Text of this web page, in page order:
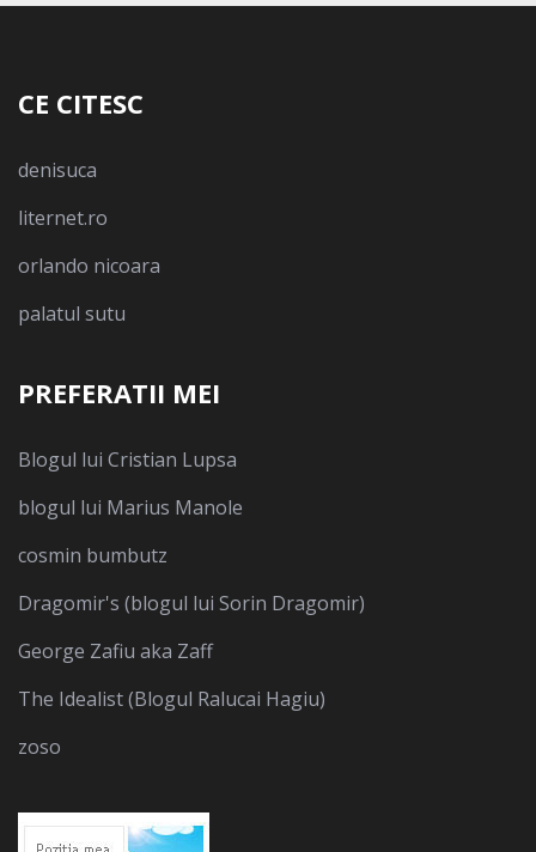
CE CITESC
denisuca
liternet.ro
orlando nicoara
palatul sutu
PREFERATII MEI
Blogul lui Cristian Lupsa
blogul lui Marius Manole
cosmin bumbutz
Dragomir's (blogul lui Sorin Dragomir)
George Zafiu aka Zaff
The Idealist (Blogul Ralucai Hagiu)
zoso